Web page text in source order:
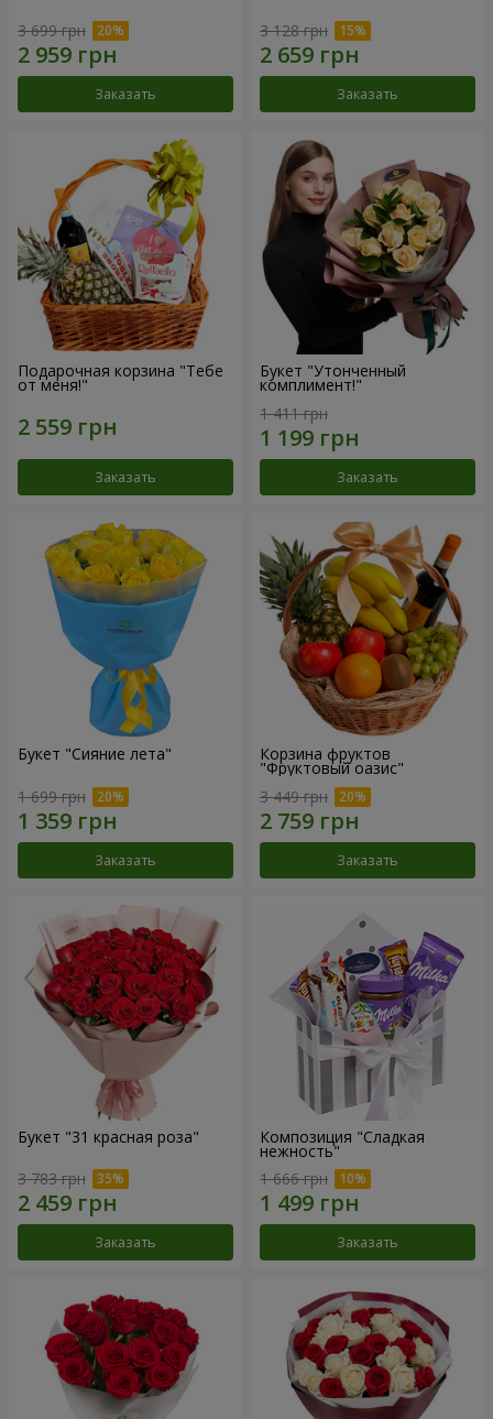
3 699 грн
Заказать
3 128 грн
Заказать
Подарочная корзина "Тебе
от меня!"
Заказать
Букет "Утонченный
комплимент!"
1 411 грн
Заказать
Букет "Сияние лета"
1 699 грн
Заказать
Корзина фруктов
"Фруктовый оазис"
3 449 грн
Заказать
Букет "31 красная роза"
3 783 грн
Заказать
Композиция "Сладкая
нежность"
1 666 грн
Заказать